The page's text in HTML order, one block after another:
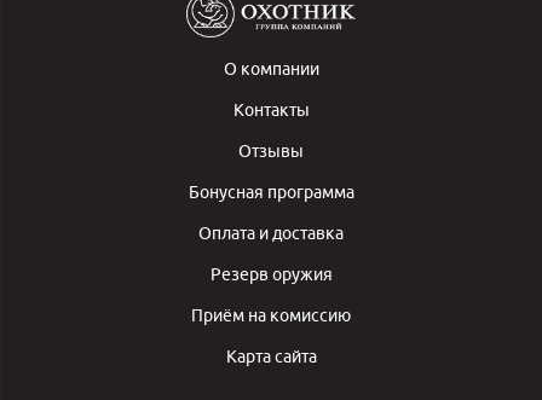
О компании
Контакты
Отзывы
Бонусная программа
Оплата и доставка
Резерв оружия
Приём на комиссию
Карта сайта